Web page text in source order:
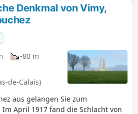
Denkmal von Vimy,
-80 m
de-Calais)
aus gelangen Sie zum
April 1917 fand die Schlacht von